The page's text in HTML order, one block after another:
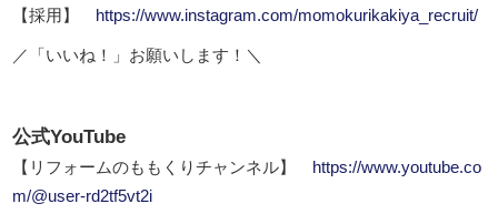
【採用】
https://www.instagram.com/momokurikakiya_recruit/
／「いいね！」お願いします！＼
公式YouTube
【リフォームのももくりチャンネル】
https://www.youtube.co
m/@user-rd2tf5vt2i